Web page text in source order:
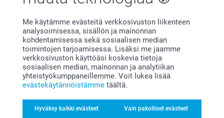
Me käytämme evästeitä verkkosivuston liikenteen
analysoimisessa, sisällön ja mainonnan
kohdentamisessa sekä sosiaalisen median
toimintojen tarjoamisessa. Lisäksi me jaamme
verkkosivuston käyttöäsi koskevia tietoja
sosiaalisen median, mainonnan ja analytiikan
yhteistyökumppaneillemme. Voit lukea lisää
evästekäytännöistämme täältä.
Hyväksy kaikki evästeet Vain pakolliset evästeet
Todella nätti kesäkukkamuki ripeästi toimitettuna.
Lennu Backman-Elovirta,
2.7.2026
Kuva oli kovin pieni. Oletin olevan noin puolet mukista.